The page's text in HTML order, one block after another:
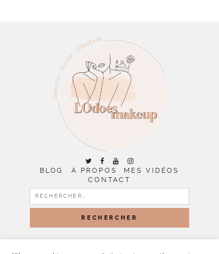
BLOG À PROPOS
MES VIDÉOS
CONTACT
RECHERCHER :